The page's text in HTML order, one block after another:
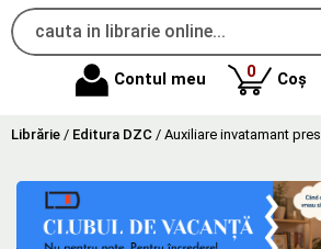
Contul meu 0produse
Coș
Librărie / Editura DZC / Auxiliare invatamant